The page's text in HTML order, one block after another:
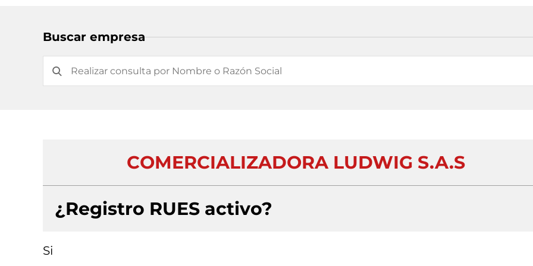
Buscar empresa
COMERCIALIZADORA LUDWIG S.A.S
¿Registro RUES activo?
Si